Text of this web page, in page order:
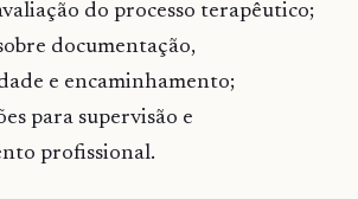
do processo terapêutico;
documentação,
e encaminhamento;
para supervisão e
profissional.